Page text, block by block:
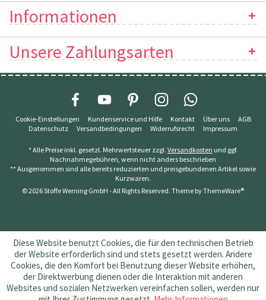
Informationen
Unsere Zahlungsarten
Cookie-Einstellungen Kundenservice und Hilfe Kontakt Über uns
AGB
Datenschutz
Versandbedingungen Widerrufsrecht Impressum
* Alle Preise inkl. gesetzl. Mehrwertsteuer zzgl. Versandkosten und ggf.
Nachnahmegebühren, wenn nicht anders beschrieben
** Ausgenommen sind alle bereits reduzierten und preisgebundenen Artikel sowie
Kurzwaren.
© 2026 Stoffe Werning GmbH - All Rights Reserved. Theme byThemeWare®
Diese Website benutzt Cookies, die für den technischen Betrieb
der Website erforderlich sind und stets gesetzt werden. Andere
Cookies, die den Komfort bei Benutzung dieser Website erhöhen,
der Direktwerbung dienen oder die Interaktion mit anderen
Websites und sozialen Netzwerken vereinfachen sollen, werden nur